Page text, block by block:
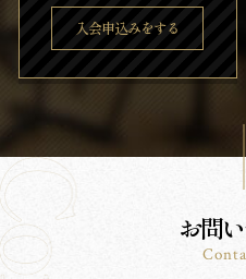
入会申込みをする
お問